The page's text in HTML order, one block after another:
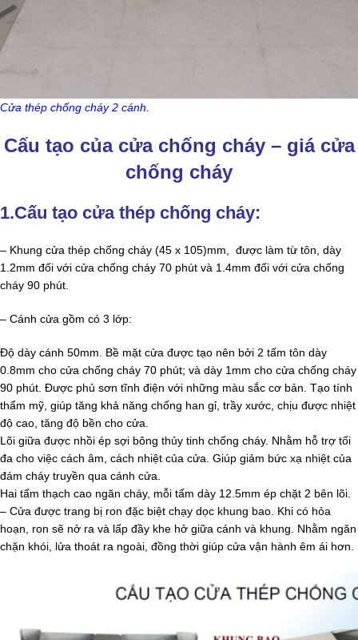
Cửa thép chống cháy 2 cánh.
Cấu tạo của cửa chống cháy – giá cửa
chống cháy
1.Cấu tạo cửa thép chống cháy:
– Khung cửa thép chống cháy (45 x 105)mm, được làm từ tôn, dày
1.2mm đối với cửa chống cháy 70 phút và 1.4mm đối với cửa chống
cháy 90 phút.
– Cánh cửa gồm có 3 lớp:
Độ dày cánh 50mm. Bề mặt cửa được tạo nên bởi 2 tấm tôn dày
0.8mm cho cửa chống cháy 70 phút; và dày 1mm cho cửa chống cháy
90 phút. Được phủ sơn tĩnh điện với những màu sắc cơ bản. Tạo tính
thẩm mỹ, giúp tăng khả năng chống han gỉ, trầy xước, chịu được nhiệt
độ cao, tăng độ bền cho cửa.
Lõi giữa được nhồi ép sợi bông thủy tinh chống cháy. Nhằm hỗ trợ tối
đa cho việc cách âm, cách nhiệt của cửa. Giúp giảm bức xạ nhiệt của
đám cháy truyền qua cánh cửa.
Hai tấm thạch cao ngăn cháy, mỗi tấm dày 12.5mm ép chặt 2 bên lõi.
– Cửa được trang bị ron đặc biệt chạy dọc khung bao. Khi có hỏa
hoạn, ron sẽ nở ra và lấp đầy khe hở giữa cánh và khung. Nhằm ngăn
chặn khói, lửa thoát ra ngoài, đồng thời giúp cửa vận hành êm ái hơn.